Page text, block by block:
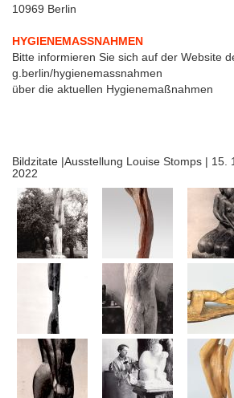
10969 Berlin
HYGIENEMASSNAHMEN
Bitte informieren Sie sich auf der Website
g.berlin/hygienemassnahmen
über die aktuellen Hygienemaßnahmen
Bildzitate |Ausstellung Louise Stomps | 15.
2022